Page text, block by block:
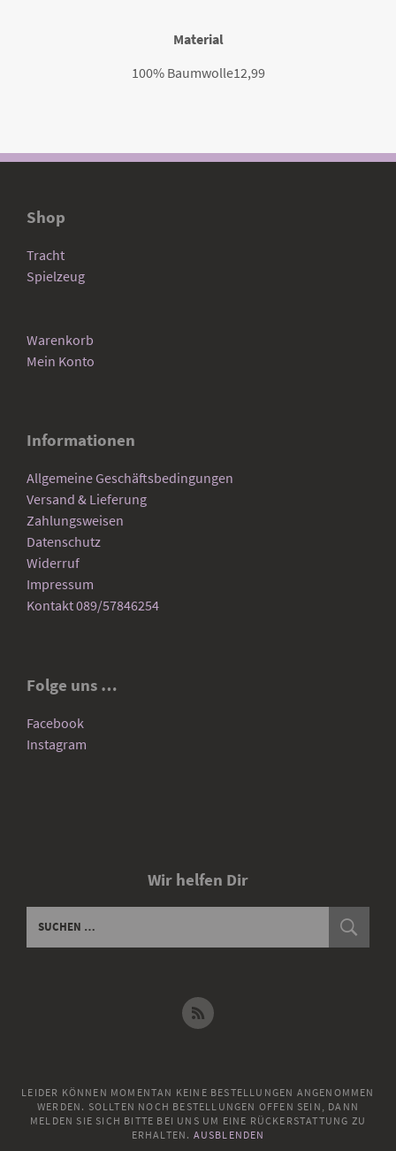
Material
100% Baumwolle12,99
Shop
Tracht
Spielzeug
Warenkorb
Mein Konto
Informationen
Allgemeine Geschäftsbedingungen
Versand & Lieferung
Zahlungsweisen
Datenschutz
Widerruf
Impressum
Kontakt 089/57846254
Folge uns …
Facebook
Instagram
Wir helfen Dir
LEIDER KÖNNEN MOMENTAN KEINE BESTELLUNGEN ANGENOMMEN
WERDEN. SOLLTEN NOCH BESTELLUNGEN OFFEN SEIN, DANN
MELDEN SIE SICH BITTE BEI UNS UM EINE RÜCKERSTATTUNG ZU
ERHALTEN. AUSBLENDEN